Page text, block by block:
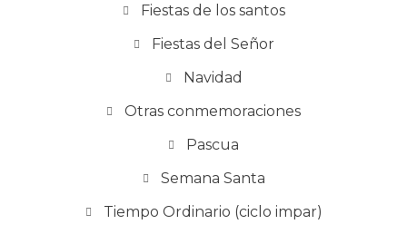
Fiestas de los santos
Fiestas del Señor
Navidad
Otras conmemoraciones
Pascua
Semana Santa
Tiempo Ordinario (ciclo impar)